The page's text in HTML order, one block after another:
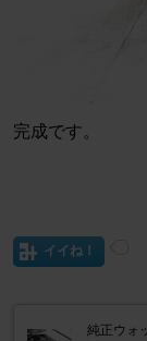
完成です。
イイね！
純正ウォ